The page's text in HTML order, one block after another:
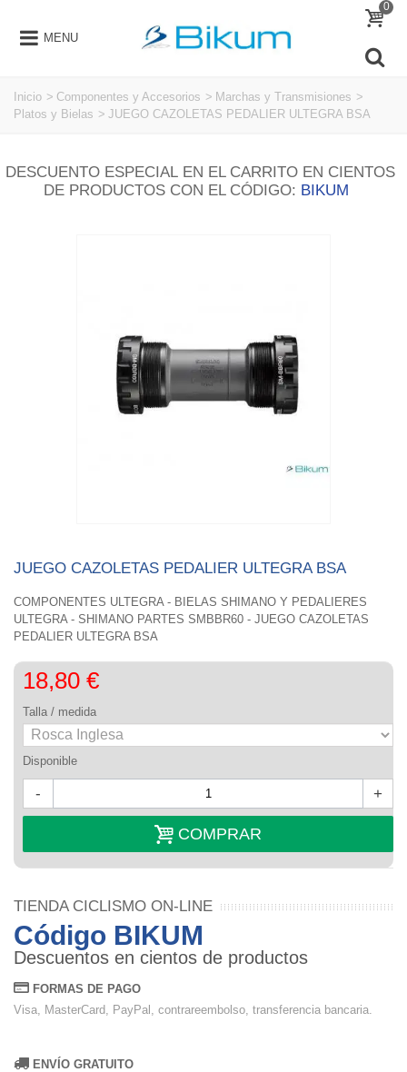
MENU
0
Inicio > Componentes y Accesorios > Marchas y Transmisiones >
Platos y Bielas > JUEGO CAZOLETAS PEDALIER ULTEGRA BSA
DESCUENTO ESPECIAL EN EL CARRITO EN CIENTOS
DE PRODUCTOS CON EL CÓDIGO: BIKUM
JUEGO CAZOLETAS PEDALIER ULTEGRA BSA
COMPONENTES ULTEGRA - BIELAS SHIMANO Y PEDALIERES
ULTEGRA - SHIMANO PARTES SMBBR60 - JUEGO CAZOLETAS
PEDALIER ULTEGRA BSA
18,80 €
Talla / medida
Disponible
- +
COMPRAR
TIENDA CICLISMO ON-LINE
Código BIKUM
Descuentos en cientos de productos
FORMAS DE PAGO
Visa, MasterCard, PayPal, contrareembolso, transferencia bancaria.
ENVÍO GRATUITO